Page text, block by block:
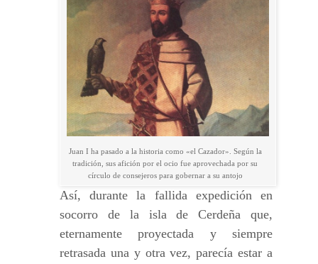
Juan I ha pasado a la historia como «el Cazador». Según la
tradición, sus afición por el ocio fue aprovechada por su
círculo de consejeros para gobernar a su antojo
Así, durante la fallida expedición en
socorro de la isla de Cerdeña que,
eternamente proyectada y siempre
retrasada una y otra vez, parecía estar a